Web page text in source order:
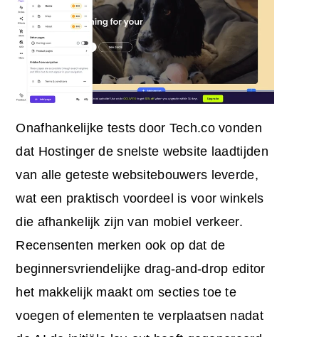
Onafhankelijke tests door Tech.co vonden
dat Hostinger de snelste website laadtijden
van alle geteste websitebouwers leverde,
wat een praktisch voordeel is voor winkels
die afhankelijk zijn van mobiel verkeer.
Recensenten merken ook op dat de
beginnersvriendelijke drag-and-drop editor
het makkelijk maakt om secties toe te
voegen of elementen te verplaatsen nadat